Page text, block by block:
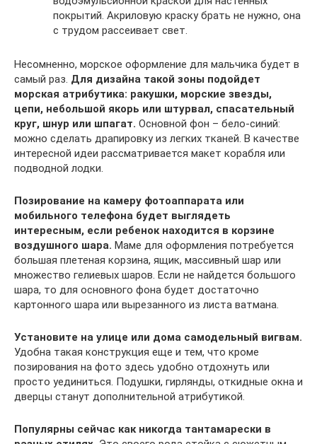
покрытий. Акриловую краску брать не нужно, она
с трудом рассеивает свет.
Несомненно, морское оформление для мальчика будет в
самый раз. Для дизайна такой зоны подойдет
морская атрибутика: ракушки, морские звезды,
цепи, небольшой якорь или штурвал, спасательный
круг, шнур или шпагат. Основной фон – бело-синий:
можно сделать драпировку из легких тканей. В качестве
интересной идеи рассматривается макет корабля или
подводной лодки.
Позирование на камеру фотоаппарата или
мобильного телефона будет выглядеть
интересным, если ребенок находится в корзине
воздушного шара. Маме для оформления потребуется
большая плетеная корзина, ящик, массивный шар или
множество гелиевых шаров. Если не найдется большого
шара, то для основного фона будет достаточно
картонного шара или вырезанного из листа ватмана.
Установите на улице или дома самодельный вигвам.
Удобна такая конструкция еще и тем, что кроме
позирования на фото здесь удобно отдохнуть или
просто уединиться. Подушки, гирлянды, откидные окна и
дверцы станут дополнительной атрибутикой.
Популярны сейчас как никогда тантамарески в